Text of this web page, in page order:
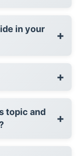
in your
+
+
topic and
+